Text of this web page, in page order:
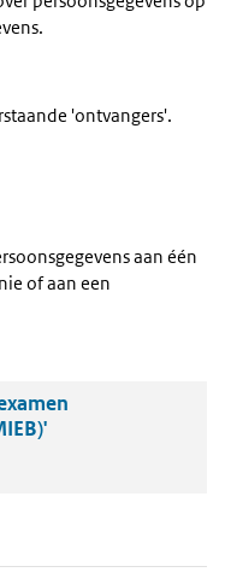
'ontvangers'.
aan één
of aan een